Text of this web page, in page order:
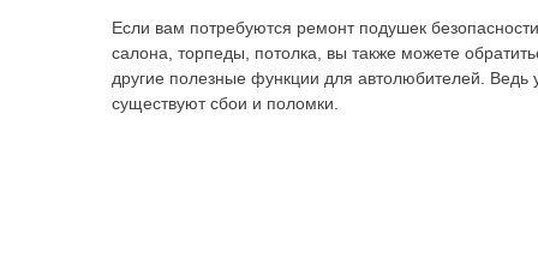
Если вам потребуются ремонт подушек
салона, торпеды, потолка, вы также можете
другие полезные функции для автолюбителей. Ведь
существуют сбои и поломки.